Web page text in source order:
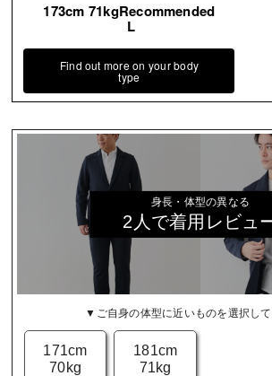
173cm 71kgRecommended
L
Find out more on your body
type
身長・体型の異なる
2人で着用レビュ
▼ご自身の体型に近いものを選択し
171cm
70kg
181cm
71kg